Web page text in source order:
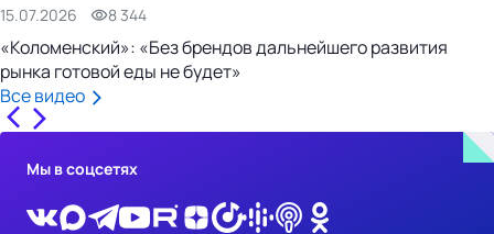
15.07.2026 8 344
«Коломенский»: «Без брендов дальнейшего развития
рынка готовой еды не будет»
Все видео
Мы в соцсетях